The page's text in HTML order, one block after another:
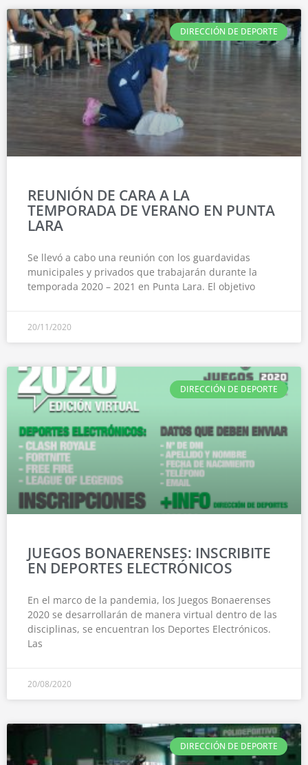
DIRECCIÓN DE DEPORTE
REUNIÓN DE CARA A LA
TEMPORADA DE VERANO EN PUNTA
LARA
Se llevó a cabo una reunión con los guardavidas
municipales y privados que trabajarán durante la
temporada 2020 – 2021 en Punta Lara. El objetivo
20/11/2020
DIRECCIÓN DE DEPORTE
JUEGOS BONAERENSES: INSCRIBITE
EN DEPORTES ELECTRÓNICOS
En el marco de la pandemia, los Juegos Bonaerenses
2020 se desarrollarán de manera virtual dentro de las
disciplinas, se encuentran los Deportes Electrónicos.
Las
20/08/2020
DIRECCIÓN DE DEPORTE